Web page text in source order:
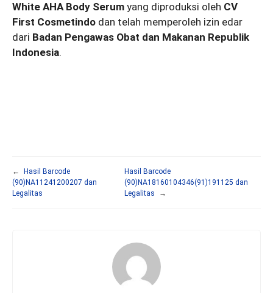
White AHA Body Serum yang diproduksi oleh CV
First Cosmetindo dan telah memperoleh izin edar
dari Badan Pengawas Obat dan Makanan Republik
Indonesia.
←
Hasil Barcode
(90)NA11241200207 dan
Legalitas
Hasil Barcode
(90)NA18160104346(91)191125 dan
Legalitas
→